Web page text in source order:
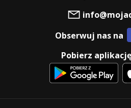
Obserwuj nas na
Pobierz